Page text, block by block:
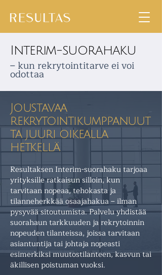
Interim-suorahaku
– kun rekrytointitarve ei voi
odottaa
Joustavaa
rekrytointikumppanuut
ta juuri oikealla
hetkellä
Resultaksen Interim-suorahaku tarjoaa
yrityksille ratkaisun silloin, kun
tarvitaan nopeaa, tehokasta ja
tilanneherkkää osaajahakua – ilman
pysyvää sitoutumista. Palvelu yhdistää
suorahaun tarkkuuden ja rekrytoinnin
nopeuden tilanteissa, joissa tarvitaan
asiantuntija tai johtaja nopeasti
esimerkiksi muutostilanteen, kasvun tai
äkillisen poistuman vuoksi.